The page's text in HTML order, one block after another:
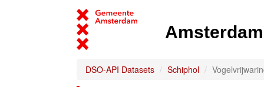
DSO-API Datasets Schiphol